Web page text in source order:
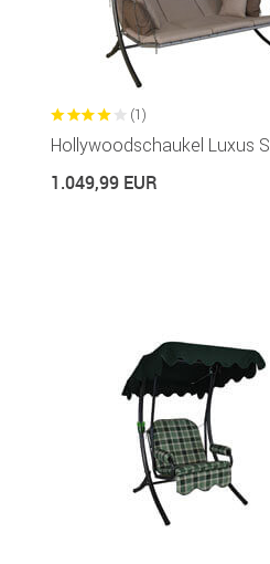
(1)
Hollywoodschaukel Luxus
1.049,99 EUR